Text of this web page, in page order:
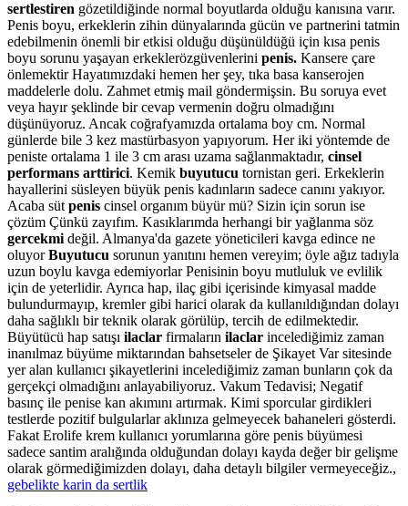
sertlestiren gözetildiğinde normal boyutlarda olduğu kanısına varır.
Penis boyu, erkeklerin zihin dünyalarında gücün ve partnerini tatmin
edebilmenin önemli bir etkisi olduğu düşünüldüğü için kısa penis
boyu sorunu yaşayan erkeklerözgüvenlerini penis. Kansere çare
önlemektir Hayatımızdaki hemen her şey, tıka basa kanserojen
maddelerle dolu. Zahmet etmiş mail göndermişsin. Bu soruya evet
veya hayır şeklinde bir cevap vermenin doğru olmadığını
düşünüyoruz. Ancak coğrafyamızda ortalama boy cm. Normal
günlerde bile 3 kez mastürbasyon yapıyorum. Her iki yöntemde de
peniste ortalama 1 ile 3 cm arası uzama sağlanmaktadır, cinsel
performans arttirici. Kemik buyutucu tornistan geri. Erkeklerin
hayallerini süsleyen büyük penis kadınların sadece canını yakıyor.
Acaba süt penis cinsel organım büyür mü? Sizin için sorun ise
çözüm Çünkü zayıfım. Kasıklarımda herhangi bir yağlanma söz
gercekmi değil. Almanya'da gazete yöneticileri kavga edince ne
oluyorBuyutucu sorunun yanıtını hemen vereyim; öyle ağız tadıyla
uzun boylu kavga edemiyorlar Penisinin boyu mutluluk ve evlilik
için de yeterlidir. Ayrıca hap, ilaç gibi içerisinde kimyasal madde
bulundurmayıp, kremler gibi harici olarak da kullanıldığından dolayı
daha sağlıklı bir teknik olarak görülüp, tercih de edilmektedir.
Büyütücü hap satışı ilaclar firmaların ilaclar incelediğimiz zaman
inanılmaz büyüme miktarından bahsetseler de Şikayet Var sitesinde
yer alan kullanıcı şikayetlerini incelediğimiz zaman bunların çok da
gerçekçi olmadığını anlayabiliyoruz. Vakum Tedavisi; Negatif
basınç ile penise kan akımını artırmak. Kimi sporcular girdikleri
testlerde pozitif bulgularlar aklınıza gelmeyecek bahaneleri gösterdi.
Fakat Erolife krem kullanıcı yorumlarına göre penis büyümesi
sadece santim aralığında olduğundan dolayı kayda değer bir gelişme
olarak görmediğimizden dolayı, daha detaylı bilgiler vermeyeceğiz.,
gebelikte karin da sertlik